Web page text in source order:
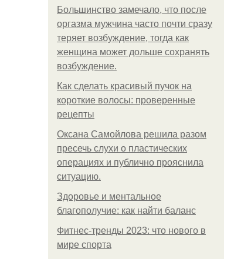
Большинство замечало, что после
оргазма мужчина часто почти сразу
теряет возбуждение, тогда как
женщина может дольше сохранять
возбуждение.
Как сделать красивый пучок на
короткие волосы: проверенные
рецепты
Оксана Самойлова решила разом
пресечь слухи о пластических
операциях и публично прояснила
ситуацию.
Здоровье и ментальное
благополучие: как найти баланс
Фитнес-тренды 2023: что нового в
мире спорта